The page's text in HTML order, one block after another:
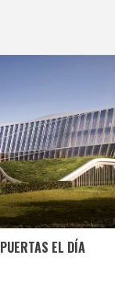
EL DÍA